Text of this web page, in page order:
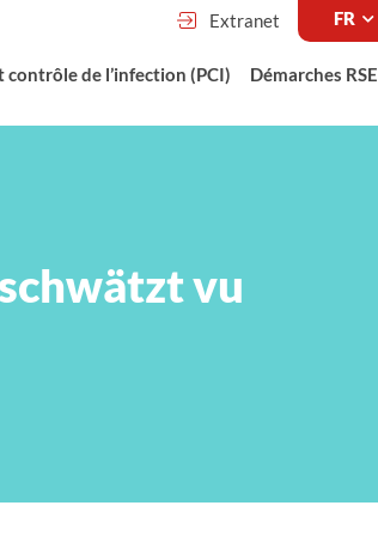
Extranet
contrôle de l’infection (PCI) Démarches RSE
vu